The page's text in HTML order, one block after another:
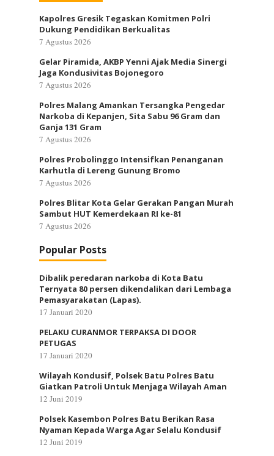
Kapolres Gresik Tegaskan Komitmen Polri
Dukung Pendidikan Berkualitas
7 Agustus 2026
Gelar Piramida, AKBP Yenni Ajak Media Sinergi
Jaga Kondusivitas Bojonegoro
7 Agustus 2026
Polres Malang Amankan Tersangka Pengedar
Narkoba di Kepanjen, Sita Sabu 96 Gram dan
Ganja 131 Gram
7 Agustus 2026
Polres Probolinggo Intensifkan Penanganan
Karhutla di Lereng Gunung Bromo
7 Agustus 2026
Polres Blitar Kota Gelar Gerakan Pangan Murah
Sambut HUT Kemerdekaan RI ke-81
7 Agustus 2026
Popular Posts
Dibalik peredaran narkoba di Kota Batu
Ternyata 80 persen dikendalikan dari Lembaga
Pemasyarakatan (Lapas).
17 Januari 2020
PELAKU CURANMOR TERPAKSA DI DOOR
PETUGAS
17 Januari 2020
Wilayah Kondusif, Polsek Batu Polres Batu
Giatkan Patroli Untuk Menjaga Wilayah Aman
12 Juni 2019
Polsek Kasembon Polres Batu Berikan Rasa
Nyaman Kepada Warga Agar Selalu Kondusif
12 Juni 2019